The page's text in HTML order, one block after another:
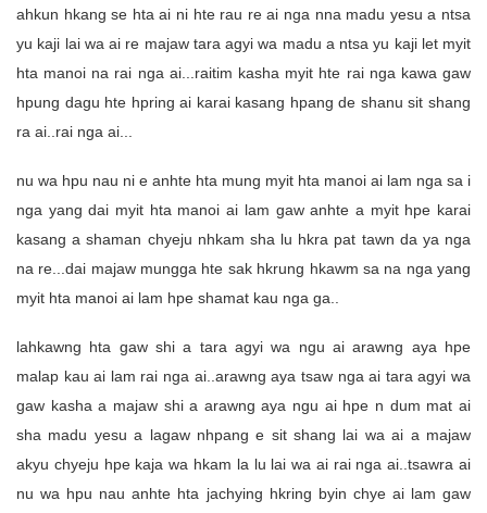
ahkun hkang se hta ai ni hte rau re ai nga nna madu yesu a ntsa
yu kaji lai wa ai re majaw tara agyi wa madu a ntsa yu kaji let myit
hta manoi na rai nga ai...raitim kasha myit hte rai nga kawa gaw
hpung dagu hte hpring ai karai kasang hpang de shanu sit shang
ra ai..rai nga ai...
nu wa hpu nau ni e anhte hta mung myit hta manoi ai lam nga sa i
nga yang dai myit hta manoi ai lam gaw anhte a myit hpe karai
kasang a shaman chyeju nhkam sha lu hkra pat tawn da ya nga
na re...dai majaw mungga hte sak hkrung hkawm sa na nga yang
myit hta manoi ai lam hpe shamat kau nga ga..
lahkawng hta gaw shi a tara agyi wa ngu ai arawng aya hpe
malap kau ai lam rai nga ai..arawng aya tsaw nga ai tara agyi wa
gaw kasha a majaw shi a arawng aya ngu ai hpe n dum mat ai
sha madu yesu a lagaw nhpang e sit shang lai wa ai a majaw
akyu chyeju hpe kaja wa hkam la lu lai wa ai rai nga ai..tsawra ai
nu wa hpu nau anhte hta jachying hkring byin chye ai lam gaw